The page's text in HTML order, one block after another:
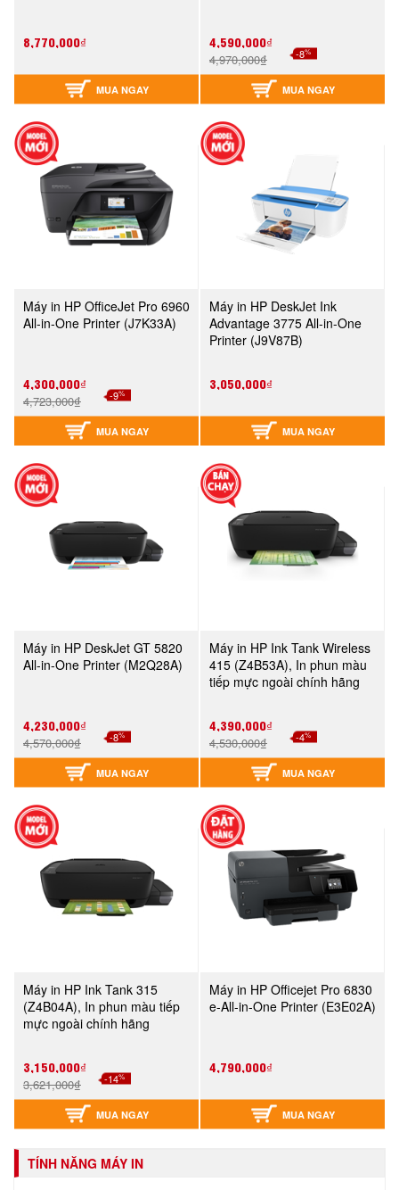
8,770,000₫
MUA NGAY
4,590,000₫
4,970,000₫ -8%
MUA NGAY
Máy in HP OfficeJet Pro 6960
All-in-One Printer (J7K33A)
4,300,000₫
4,723,000₫ -9%
MUA NGAY
Máy in HP DeskJet Ink
Advantage 3775 All-in-One
Printer (J9V87B)
3,050,000₫
MUA NGAY
Máy in HP DeskJet GT 5820
All-in-One Printer (M2Q28A)
4,230,000₫
4,570,000₫ -8%
MUA NGAY
Máy in HP Ink Tank Wireless
415 (Z4B53A), In phun màu
tiếp mực ngoài chính hãng
4,390,000₫
4,530,000₫ -4%
MUA NGAY
Máy in HP Ink Tank 315
(Z4B04A), In phun màu tiếp
mực ngoài chính hãng
3,150,000₫
3,621,000₫ -14%
MUA NGAY
Máy in HP Officejet Pro 6830
e-All-in-One Printer (E3E02A)
4,790,000₫
MUA NGAY
TÍNH NĂNG MÁY IN